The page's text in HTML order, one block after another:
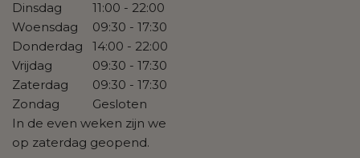
Dinsdag
11:00 - 22:00
Woensdag
09:30 - 17:30
Donderdag
14:00 - 22:00
Vrijdag
09:30 - 17:30
Zaterdag
09:30 - 17:30
Zondag
Gesloten
In de even weken zijn we
op zaterdag geopend.